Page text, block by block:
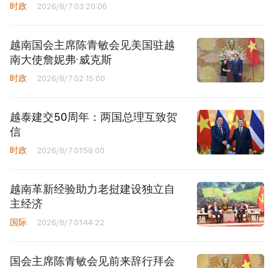
时政 2026/8/7 03:20:06
越南国会主席陈青敏会见美国驻越
南大使詹妮弗·威克斯
时政 2026/8/7 02:15:00
越泰建交50周年：两国总理互致贺
信
时政 2026/8/7 01:58:00
越南革新经验助力老挝建设独立自
主经济
国际 2026/8/7 01:44:22
国会主席陈青敏会见前来辞行拜会